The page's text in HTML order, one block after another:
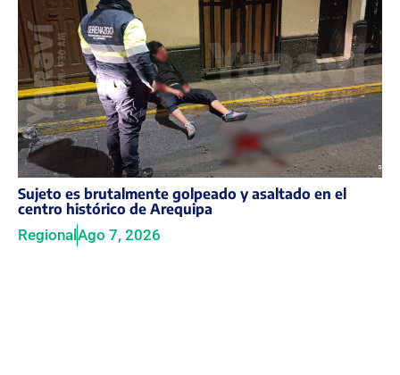
Sujeto es brutalmente golpeado y asaltado en el
centro histórico de Arequipa
RegionalAgo 7, 2026